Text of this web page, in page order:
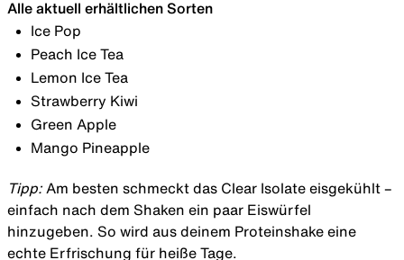
Alle aktuell erhältlichen Sorten
Ice Pop
Peach Ice Tea
Lemon Ice Tea
Strawberry Kiwi
Green Apple
Mango Pineapple
Tipp: Am besten schmeckt das Clear Isolate eisgekühlt –
einfach nach dem Shaken ein paar Eiswürfel
hinzugeben. So wird aus deinem Proteinshake eine
echte Erfrischung für heiße Tage.